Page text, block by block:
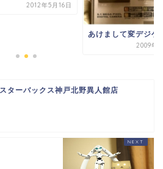
2012年5月16日
あけまして変デジゲ
2009年1
スターバックス神戸北野異人館店